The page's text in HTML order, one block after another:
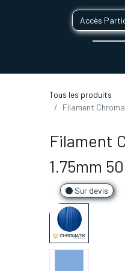
Accès
Tous les produits
Filament
Filament
1.75mm
Sur devis